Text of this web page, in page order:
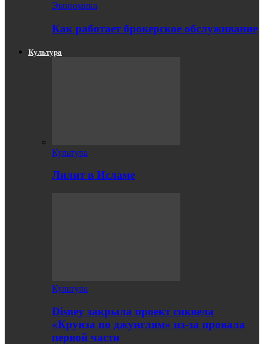
Экономика
Как работает брокерское обслуживание
Культура
Культура
Лилит в Исламе
Культура
Disney закрыла проект сиквела
«Круиза по джунглям» из-за провала
первой части